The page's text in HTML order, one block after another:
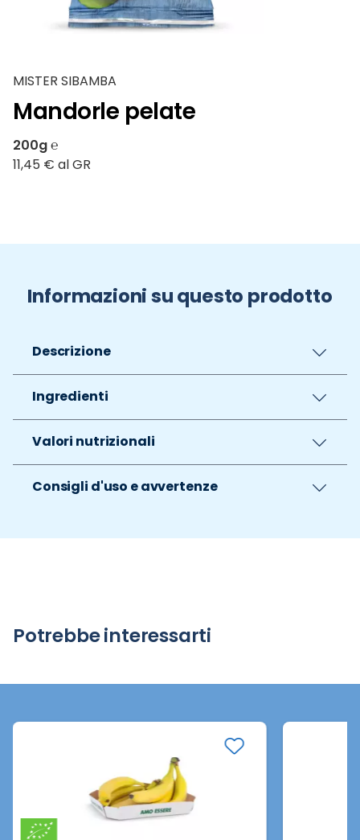
MISTER SIBAMBA
Mandorle pelate
200g ℮
11,45 € al GR
Informazioni su questo prodotto
Descrizione
Ingredienti
Valori nutrizionali
Consigli d'uso e avvertenze
Potrebbe interessarti